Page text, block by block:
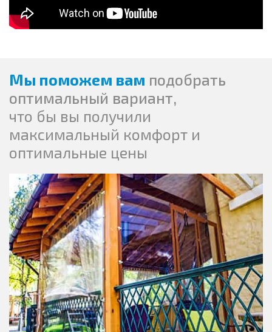
Мы поможем вам подобрать
оптимальный вариант,
что бы вы получили
максимальный комфорт и
оптимальные цены